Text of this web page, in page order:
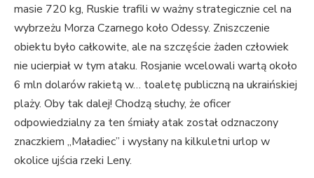
masie 720 kg, Ruskie trafili w ważny strategicznie cel na
wybrzeżu Morza Czarnego koło Odessy. Zniszczenie
obiektu było całkowite, ale na szczęście żaden człowiek
nie ucierpiał w tym ataku. Rosjanie wcelowali wartą około
6 mln dolarów rakietą w… toaletę publiczną na ukraińskiej
plaży. Oby tak dalej! Chodzą słuchy, że oficer
odpowiedzialny za ten śmiały atak został odznaczony
znaczkiem „Maładiec” i wysłany na kilkuletni urlop w
okolice ujścia rzeki Leny.